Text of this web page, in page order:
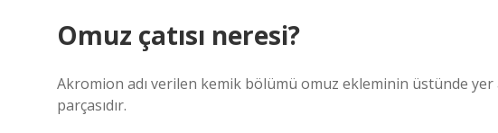
Omuz çatısı neresi?
Akromion adı verilen kemik bölümü omuz ekleminin üstünde
parçasıdır.